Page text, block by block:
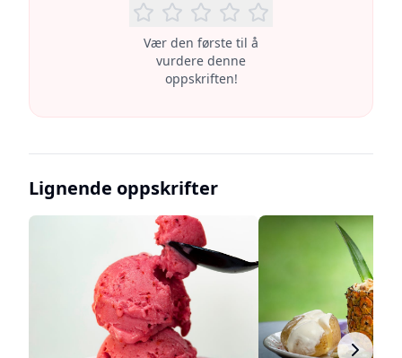
Vær den første til å
vurdere denne
oppskriften!
Lignende oppskrifter